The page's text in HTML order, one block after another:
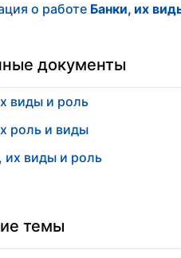
о работе Банки, их
документы
виды и роль
роль и виды
их виды и роль
темы